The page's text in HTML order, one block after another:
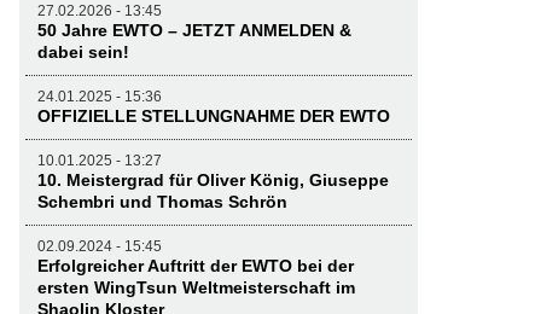
27.02.2026 - 13:45
50 Jahre EWTO – JETZT ANMELDEN &
dabei sein!
24.01.2025 - 15:36
OFFIZIELLE STELLUNGNAHME DER EWTO
10.01.2025 - 13:27
10. Meistergrad für Oliver König, Giuseppe
Schembri und Thomas Schrön
02.09.2024 - 15:45
Erfolgreicher Auftritt der EWTO bei der
ersten WingTsun Weltmeisterschaft im
Shaolin Kloster